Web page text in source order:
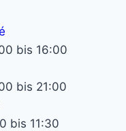
bis 16:00
bis 21:00
bis 11:30